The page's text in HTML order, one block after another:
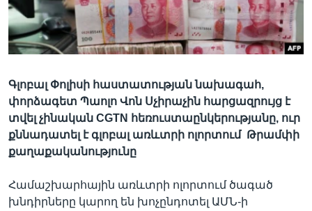
Գլոբալ Փոլիսի հաստատության նախագահ,
փորձագետ Պաոլո Վոն Սչիրաչին հարցազրույց է
տվել չինական CGTN հեռուստաընկերությանը, ուր
քննադատել է գլոբալ առևտրի ոլորտում Թրամփի
քաղաքականությունը
Համաշխարհային առևտրի ոլորտում ծագած
խնդիրները կարող են խոչընդոտել ԱՄՆ-ի